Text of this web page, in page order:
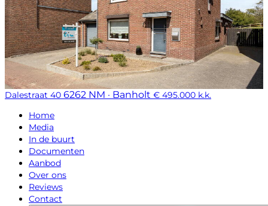
Dalestraat 40 6262 NM · Banholt € 495.000 k.k.
Home
Media
In de buurt
Documenten
Aanbod
Over ons
Reviews
Contact